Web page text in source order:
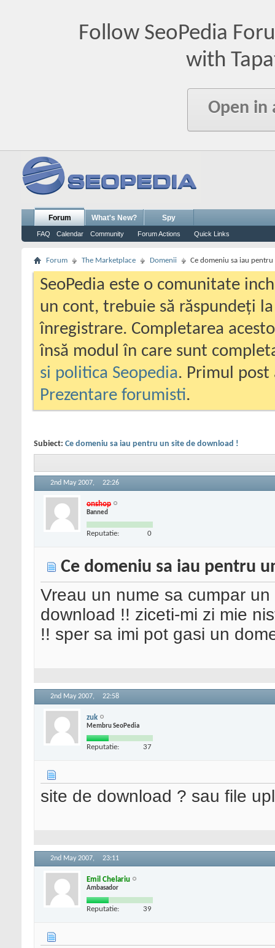
Follow SeoPedia
with
Open in
Forum
FAQ Calendar Community Forum Actions Quick Links
What's New? Spy
Forum The Marketplace Domenii Ce domeniu sa iau
SeoPedia este o comunitate
un cont, trebuie să răspundeți
înregistrare. Completarea
însă modul în care sunt
si politica Seopedia. Primul
Prezentare forumisti.
Subiect: Ce domeniu sa iau pentru un site de download !
2nd May 2007, 22:26
onshop
Banned
Reputatie: 0
Ce domeniu sa iau pentru
Vreau un nume sa cumpar
download !! ziceti-mi zi mie
!! sper sa imi pot gasi un
2nd May 2007, 22:58
zuk
Membru SeoPedia
Reputatie: 37
site de download ? sau file
2nd May 2007, 23:11
Emil Chelariu
Ambasador
Reputatie: 39